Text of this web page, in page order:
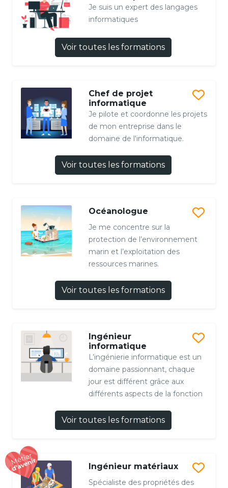
Je suis un expert des langages
informatiques
Voir toutes les formations
Chef de projet
informatique
Je pilote et coordonne les projets
de mon entreprise dans le
domaine de l'informatique.
Voir toutes les formations
Océanologue
Je me concentre sur la
protection de l’environnement
marin et l’exploitation des
ressources marines.
Voir toutes les formations
Ingénieur
informatique
L’ingénierie informatique est un
domaine passionnant, chaque
jour est différent grâce aux
différents aspects de la fonction
Voir toutes les formations
Ingénieur matériaux
Spécialiste des propriétés des